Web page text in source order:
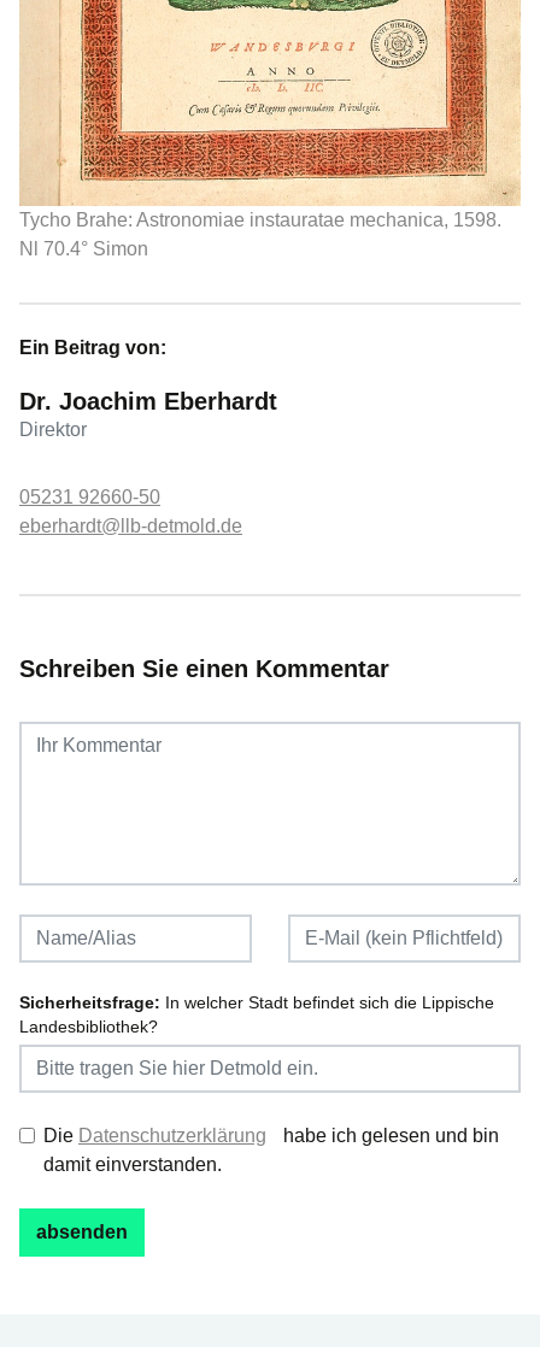
Tycho Brahe: Astronomiae instauratae mechanica, 1598.
Nl 70.4° Simon
Ein Beitrag von:
Dr. Joachim Eberhardt
Direktor
05231 92660-50
eberhardt@llb-detmold.de
Schreiben Sie einen Kommentar
Sicherheitsfrage: In welcher Stadt befindet sich die Lippische
Landesbibliothek?
Die Datenschutzerklärung
habe ich gelesen und bin
damit einverstanden.